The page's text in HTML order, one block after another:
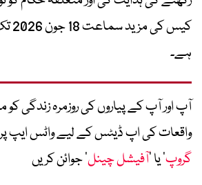
کیس
ہے۔
آپ اور آپ کے پیاروں کی روزمرہ زندگی کو
واقعات کی اپ ڈیٹس کے لیے واٹس ایپ پر
گروپ‘ یا ’آفیشل چینل‘ جوائن کریں